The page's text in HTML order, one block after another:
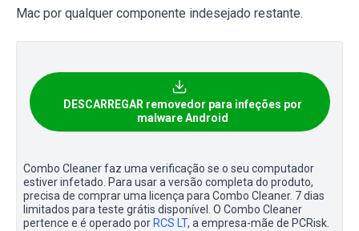
Mac por qualquer componente indesejado restante.
DESCARREGAR removedor para infeções por
malware Android
Combo Cleaner faz uma verificação se o seu computador
estiver infetado. Para usar a versão completa do produto,
precisa de comprar uma licença para Combo Cleaner. 7 dias
limitados para teste grátis disponível. O Combo Cleaner
pertence e é operado por RCS LT, a empresa-mãe de PCRisk.